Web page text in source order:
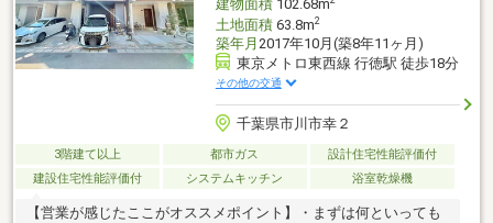
建物面積102.68m
土地面積63.8m2
築年月 2017年10月(築8年11ヶ月)
東京メトロ東西線 行徳駅 徒歩18分
その他の交通
千葉県市川市幸２
3階建て以上 都市ガス
設計住宅性能評価付
建設住宅性能評価付
システムキッチン 浴室乾燥機
【営業が感じたここがオススメポイント】・まずは何といっても